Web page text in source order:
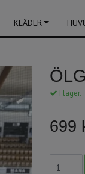
KLÄDER
I lager.
699